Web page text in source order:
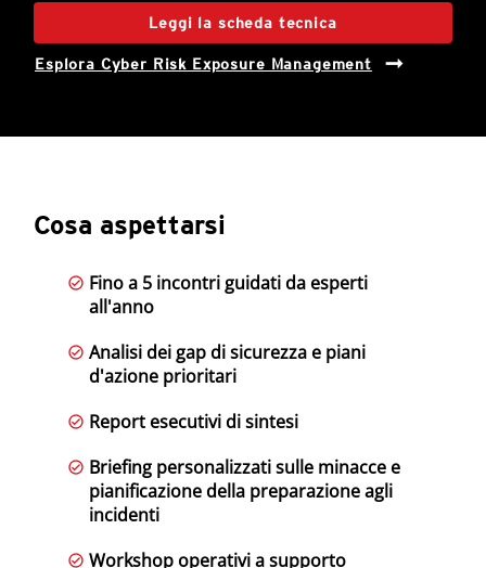
Leggi la scheda tecnica
Esplora Cyber Risk Exposure Management
Cosa aspettarsi
Fino a 5 incontri guidati da esperti
all'anno
Analisi dei gap di sicurezza e piani
d'azione prioritari
Report esecutivi di sintesi
Briefing personalizzati sulle minacce e
pianificazione della preparazione agli
incidenti
Workshop operativi a supporto